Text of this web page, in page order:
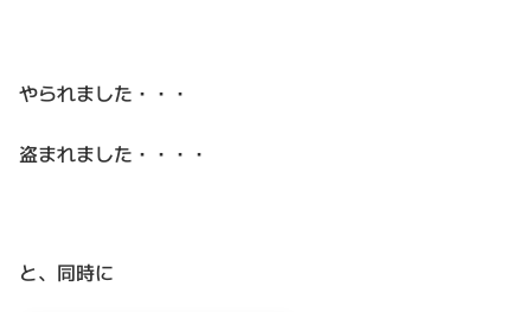
やられました・・・
盗まれました・・・・
と、同時に